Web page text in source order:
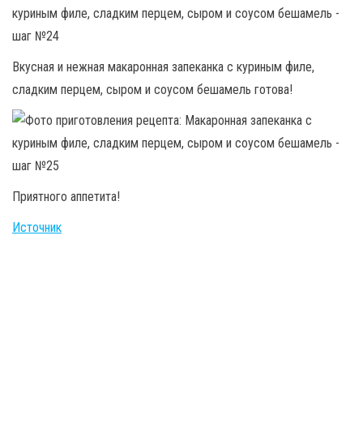
Вкусная и нежная макаронная запеканка с куриным филе,
сладким перцем, сыром и соусом бешамель готова!
Приятного аппетита!
Источник